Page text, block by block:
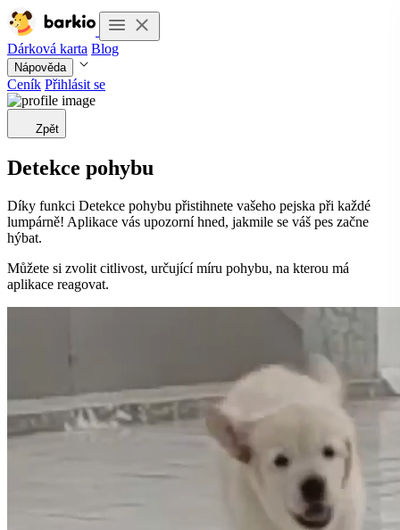
Dárková karta Blog
Nápověda
Ceník Přihlásit se
Zpět
Detekce pohybu
Díky funkci Detekce pohybu přistihnete vašeho pejska při každé
lumpárně! Aplikace vás upozorní hned, jakmile se váš pes začne
hýbat.
Můžete si zvolit citlivost, určující míru pohybu, na kterou má
aplikace reagovat.